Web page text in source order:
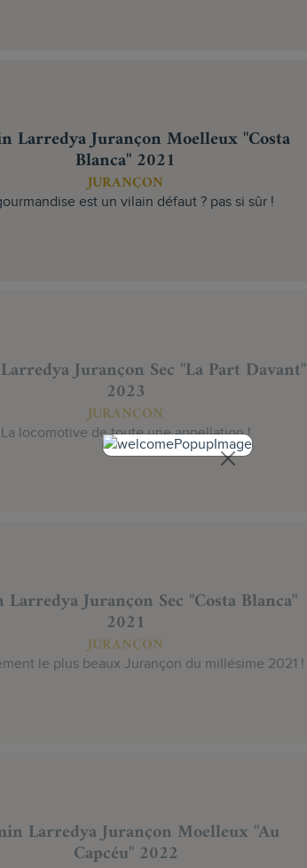
Larredya Jurançon Moelleux "Costa
Blanca" 2021
JURANÇON
est un vilain défaut ? pas si sûr !
Jurançon Sec "La Part Davant"
2023
JURANÇON
La locomotive de toute une appellation !
Larredya Jurançon Sec "Costa Blanca"
2021
JURANÇON
le plus beaux Jurançon du millésime 2021 !
Larredya Jurançon Moelleux "Au
Capcéu" 2022